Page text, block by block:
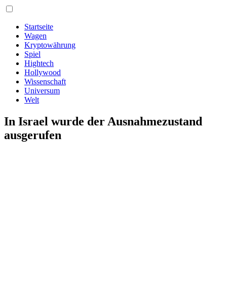
Startseite
Wagen
Kryptowährung
Spiel
Hightech
Hollywood
Wissenschaft
Universum
Welt
In Israel wurde der Ausnahmezustand
ausgerufen